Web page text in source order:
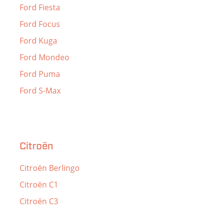
Ford Fiesta
Ford Focus
Ford Kuga
Ford Mondeo
Ford Puma
Ford S-Max
Citroën
Citroën Berlingo
Citroën C1
Citroën C3